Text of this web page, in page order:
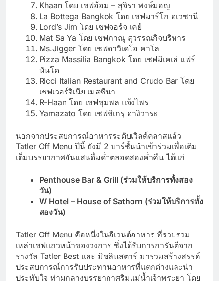
Khaan โดย เชฟอ้อม – สุจิรา พงษ์มอญ
La Bottega Bangkok โดย เชฟมาร์โก อเวซานี
Lord’s Jim โดย เชฟจอร์จ เคย์
Mat Sa Ya โดย เชฟภาณุ สุวรรณกิจบริหาร
Ms.Jigger โดย เชฟดาวิเดโอ คาโล
Pizza Massilia Bangkok โดย เชฟมิเคเล่ แฟร์
นันโด
Ricci Italian Restaurant and Crudo Bar โดย
เชฟเวอร์จิเนีย เมสซีนา
R-Haan โดย เชฟชุมพล แจ้งไพร
Yamazato โดย เชฟชิเกรุ ฮางิวาระ
นอกจากประสบการณ์อาหารระดับเวิลด์คลาสแล้ว
Tatler Off Menu ปีนี้ ยังมี 2 บาร์ชั้นนำเข้าร่วมเพื่อเติม
เต็มบรรยากาศอันแสนดื่มด่ำตลอดสองค่ำคืน ได้แก่
Penthouse Bar & Grill (ร่วมให้บริการทั้งสอง
วัน)
W Hotel – House of Sathorn (ร่วมให้บริการทั้ง
สองวัน)
Tatler Off Menu คือหนึ่งในอีเวนต์อาหาร ที่รวบรวม
เหล่าเชฟแถวหน้าของวงการ ซึ่งได้รับการการันตีจาก
รางวัล Tatler Best และ มิชลินสตาร์ มาร่วมสร้างสรรค์
ประสบการณ์การรับประทานอาหารที่แตกต่างและน่า
ประทับใจ ท่ามกลางบรรยากาศริมแม่น้ำเจ้าพระยา โดย